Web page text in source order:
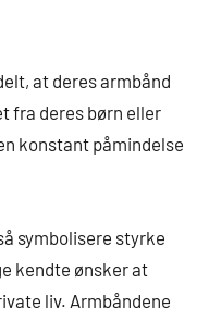
at deres armbånd
fra deres børn eller
konstant påmindelse
symbolisere styrke
kendte ønsker at
liv. Armbåndene